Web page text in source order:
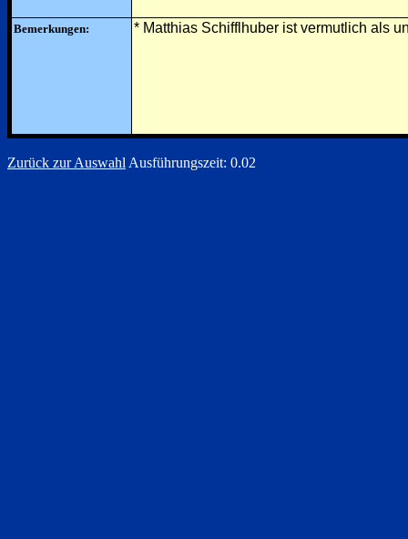
Bemerkungen: * Matthias Schifflhuber ist vermutlich als
Zurück zur Auswahl Ausführungszeit: 0.02